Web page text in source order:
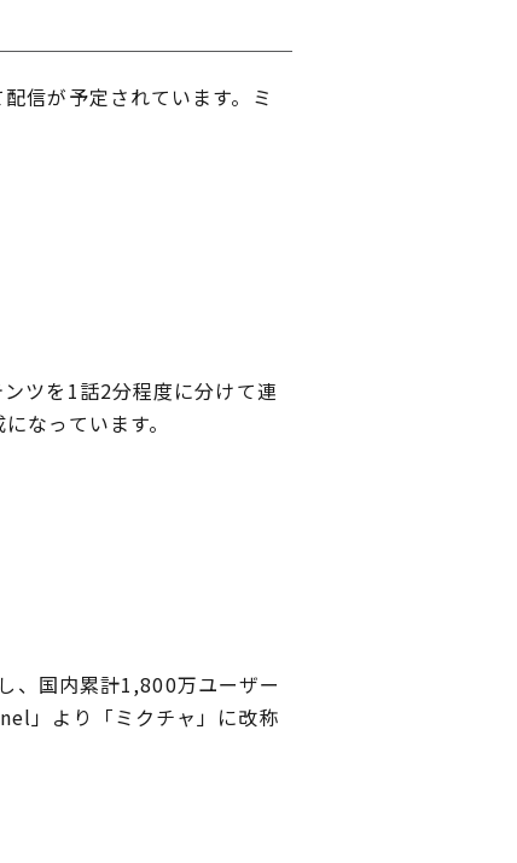
信が予定されています。ミ
ツを1話2分程度に分けて連
なっています。
、国内累計1,800万ユーザー
」より「ミクチャ」に改称